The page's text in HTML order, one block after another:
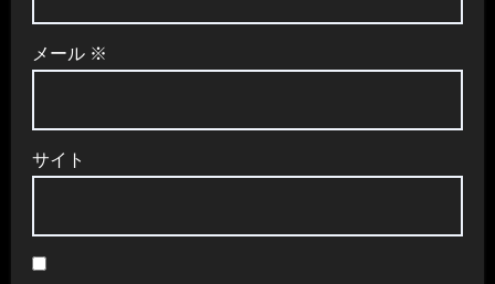
メール ※
サイト